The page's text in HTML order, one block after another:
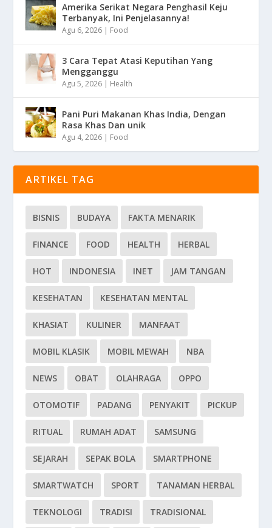
Amerika Serikat Negara Penghasil Keju
Terbanyak, Ini Penjelasannya!
Agu 6, 2026 | Food
3 Cara Tepat Atasi Keputihan Yang
Mengganggu
Agu 5, 2026 | Health
Pani Puri Makanan Khas India, Dengan
Rasa Khas Dan unik
Agu 4, 2026 | Food
ARTIKEL TAG
BISNIS BUDAYA FAKTA MENARIK
FINANCE FOOD HEALTH HERBAL
HOT INDONESIA INET JAM TANGAN
KESEHATAN KESEHATAN MENTAL
KHASIAT KULINER MANFAAT
MOBIL KLASIK MOBIL MEWAH NBA
NEWS OBAT OLAHRAGA OPPO
OTOMOTIF PADANG PENYAKIT PICKUP
RITUAL RUMAH ADAT SAMSUNG
SEJARAH SEPAK BOLA SMARTPHONE
SMARTWATCH SPORT TANAMAN HERBAL
TEKNOLOGI TRADISI TRADISIONAL